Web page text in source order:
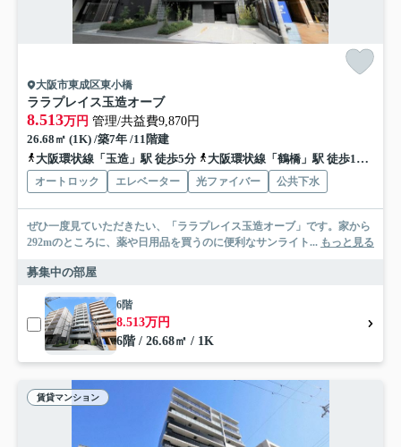
大阪市東成区東小橋
ララプレイス玉造オーブ
8.513万円 管理/共益費9,870円
26.68㎡ (1K) /築7年 /11階建
大阪環状線「玉造」駅 徒歩5分
大阪環状線「鶴橋」駅 徒歩10分
オートロック エレベーター 光ファイバー 公共下水
ぜひ一度見ていただきたい、「ララプレイス玉造オーブ」です。家から
292mのところに、薬や日用品を買うのに便利なサンライト... もっと見る
募集中の部屋
6階
8.513万円
6階 / 26.68㎡ / 1K
賃貸マンション